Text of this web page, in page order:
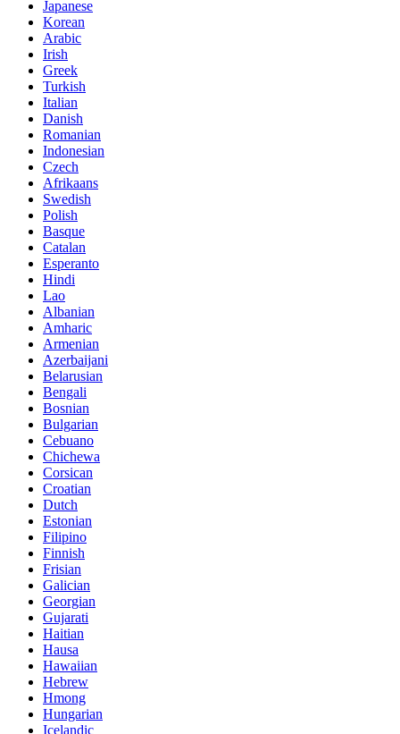
Japanese
Korean
Arabic
Irish
Greek
Turkish
Italian
Danish
Romanian
Indonesian
Czech
Afrikaans
Swedish
Polish
Basque
Catalan
Esperanto
Hindi
Lao
Albanian
Amharic
Armenian
Azerbaijani
Belarusian
Bengali
Bosnian
Bulgarian
Cebuano
Chichewa
Corsican
Croatian
Dutch
Estonian
Filipino
Finnish
Frisian
Galician
Georgian
Gujarati
Haitian
Hausa
Hawaiian
Hebrew
Hmong
Hungarian
Icelandic